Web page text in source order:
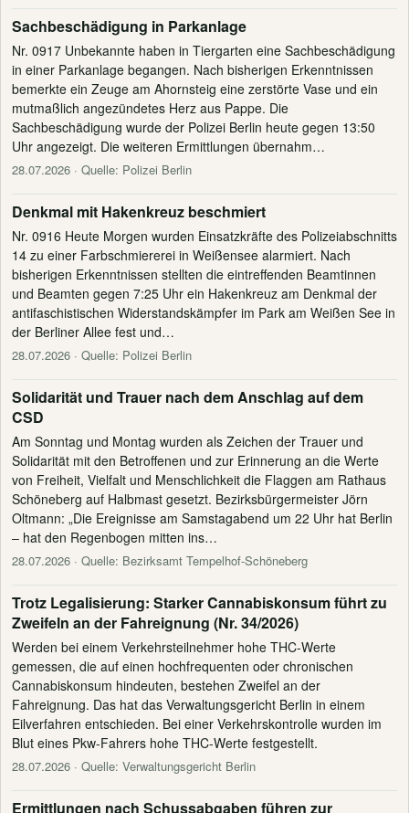
Sachbeschädigung in Parkanlage
Nr. 0917 Unbekannte haben in Tiergarten eine Sachbeschädigung
in einer Parkanlage begangen. Nach bisherigen Erkenntnissen
bemerkte ein Zeuge am Ahornsteig eine zerstörte Vase und ein
mutmaßlich angezündetes Herz aus Pappe. Die
Sachbeschädigung wurde der Polizei Berlin heute gegen 13:50
Uhr angezeigt. Die weiteren Ermittlungen übernahm…
28.07.2026 · Quelle: Polizei Berlin
Denkmal mit Hakenkreuz beschmiert
Nr. 0916 Heute Morgen wurden Einsatzkräfte des Polizeiabschnitts
14 zu einer Farbschmiererei in Weißensee alarmiert. Nach
bisherigen Erkenntnissen stellten die eintreffenden Beamtinnen
und Beamten gegen 7:25 Uhr ein Hakenkreuz am Denkmal der
antifaschistischen Widerstandskämpfer im Park am Weißen See in
der Berliner Allee fest und…
28.07.2026 · Quelle: Polizei Berlin
Solidarität und Trauer nach dem Anschlag auf dem
CSD
Am Sonntag und Montag wurden als Zeichen der Trauer und
Solidarität mit den Betroffenen und zur Erinnerung an die Werte
von Freiheit, Vielfalt und Menschlichkeit die Flaggen am Rathaus
Schöneberg auf Halbmast gesetzt. Bezirksbürgermeister Jörn
Oltmann: „Die Ereignisse am Samstagabend um 22 Uhr hat Berlin
– hat den Regenbogen mitten ins…
28.07.2026 · Quelle: Bezirksamt Tempelhof-Schöneberg
Trotz Legalisierung: Starker Cannabiskonsum führt zu
Zweifeln an der Fahreignung (Nr. 34/2026)
Werden bei einem Verkehrsteilnehmer hohe THC-Werte
gemessen, die auf einen hochfrequenten oder chronischen
Cannabiskonsum hindeuten, bestehen Zweifel an der
Fahreignung. Das hat das Verwaltungsgericht Berlin in einem
Eilverfahren entschieden. Bei einer Verkehrskontrolle wurden im
Blut eines Pkw-Fahrers hohe THC-Werte festgestellt.
28.07.2026 · Quelle: Verwaltungsgericht Berlin
Ermittlungen nach Schussabgaben führen zur